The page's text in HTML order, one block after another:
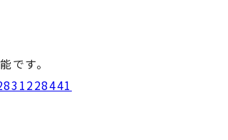
す。